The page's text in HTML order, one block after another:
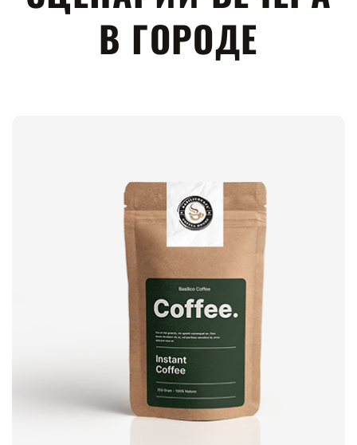
В ГОРОДЕ